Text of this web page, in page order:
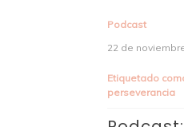
Podcast
22 de
Etiquetado
perseverancia